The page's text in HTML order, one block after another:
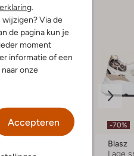
Via de
de pagina kun je
moment
informatie of een
onze
Accepteren
-60%
Lage sneakers
-70%
Blasz
Lage